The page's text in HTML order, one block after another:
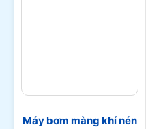
Máy bơm màng khí nén